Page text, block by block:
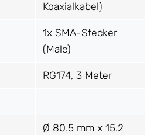
Koaxialkabel)
1x SMA-Stecker
(Male)
RG174, 3 Meter
Ø 80.5 mm x 15.2